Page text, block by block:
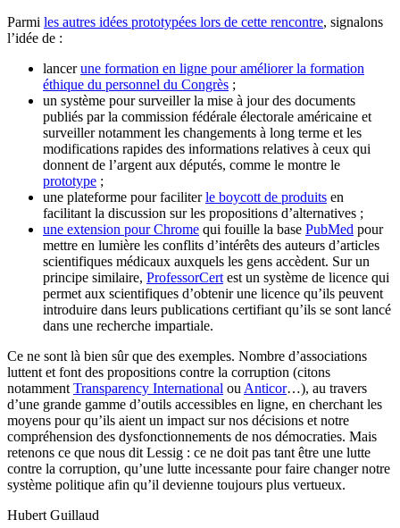
Parmi les autres idées prototypées lors de cette rencontre, signalons
l’idée de :
lancerune formation en ligne pour améliorer la formation
éthique du personnel du Congrès ;
un système pour surveiller la mise à jour des documents
publiés par la commission fédérale électorale américaine et
surveiller notamment les changements à long terme et les
modifications rapides des informations relatives à ceux qui
donnent de l’argent aux députés, comme le montre le
prototype ;
une plateforme pour faciliterle boycott de produits en
facilitant la discussion sur les propositions d’alternatives ;
une extension pour Chrome qui fouille la base PubMed pour
mettre en lumière les conflits d’intérêts des auteurs d’articles
scientifiques médicaux auxquels les gens accèdent. Sur un
principe similaire, ProfessorCert est un système de licence qui
permet aux scientifiques d’obtenir une licence qu’ils peuvent
introduire dans leurs publications certifiant qu’ils se sont lancé
dans une recherche impartiale.
Ce ne sont là bien sûr que des exemples. Nombre d’associations
luttent et font des propositions contre la corruption (citons
notamment Transparency International ou Anticor…), au travers
d’une grande gamme d’outils accessibles en ligne, en cherchant les
moyens pour qu’ils aient un impact sur nos décisions et notre
compréhension des dysfonctionnements de nos démocraties. Mais
retenons ce que nous dit Lessig : ce ne doit pas tant être une lutte
contre la corruption, qu’une lutte incessante pour faire changer notre
système politique afin qu’il devienne toujours plus vertueux.
Hubert Guillaud